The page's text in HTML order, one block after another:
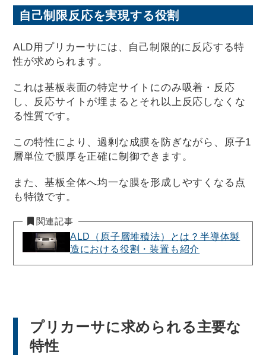
自己制限反応を実現する役割
ALD用プリカーサには、自己制限的に反応する特
性が求められます。
これは基板表面の特定サイトにのみ吸着・反応
し、反応サイトが埋まるとそれ以上反応しなくな
る性質です。
この特性により、過剰な成膜を防ぎながら、原子1
層単位で膜厚を正確に制御できます。
また、基板全体へ均一な膜を形成しやすくなる点
も特徴です。
関連記事
ALD（原子層堆積法）とは？半導体製
造における役割・装置も紹介
プリカーサに求められる主要な
特性